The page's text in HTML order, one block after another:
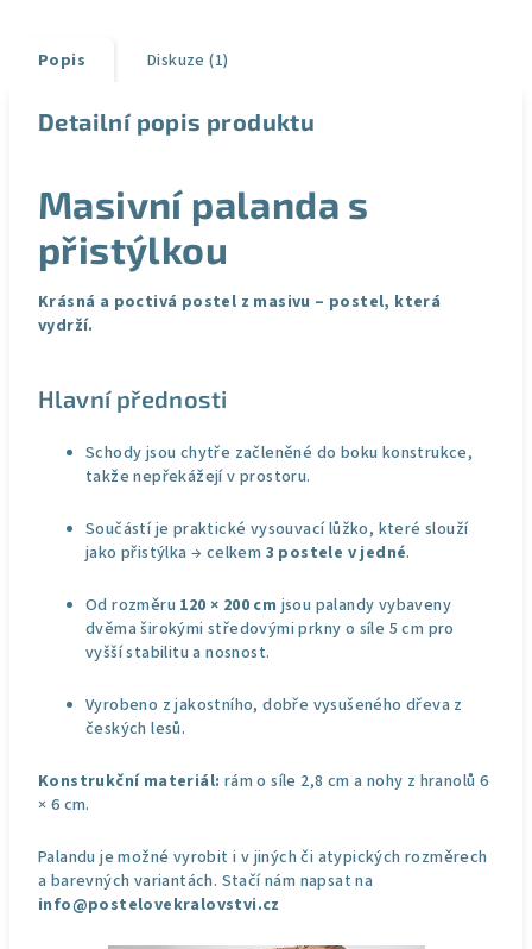
Popis Diskuze (1)
Detailní popis produktu
Masivní palanda s
přistýlkou
Krásná a poctivá postel z masivu – postel, která
vydrží.
Hlavní přednosti
Schody jsou chytře začleněné do boku konstrukce,
takže nepřekážejí v prostoru.
Součástí je praktické vysouvací lůžko, které slouží
jako přistýlka → celkem 3 postele v jedné.
Od rozměru 120 × 200 cm jsou palandy vybaveny
dvěma širokými středovými prkny o síle 5 cm pro
vyšší stabilitu a nosnost.
Vyrobeno z jakostního, dobře vysušeného dřeva z
českých lesů.
Konstrukční materiál: rám o síle 2,8 cm a nohy z hranolů 6
× 6 cm.
Palandu je možné vyrobit i v jiných či atypických rozměrech
a barevných variantách. Stačí nám napsat na
info@postelovekralovstvi.cz